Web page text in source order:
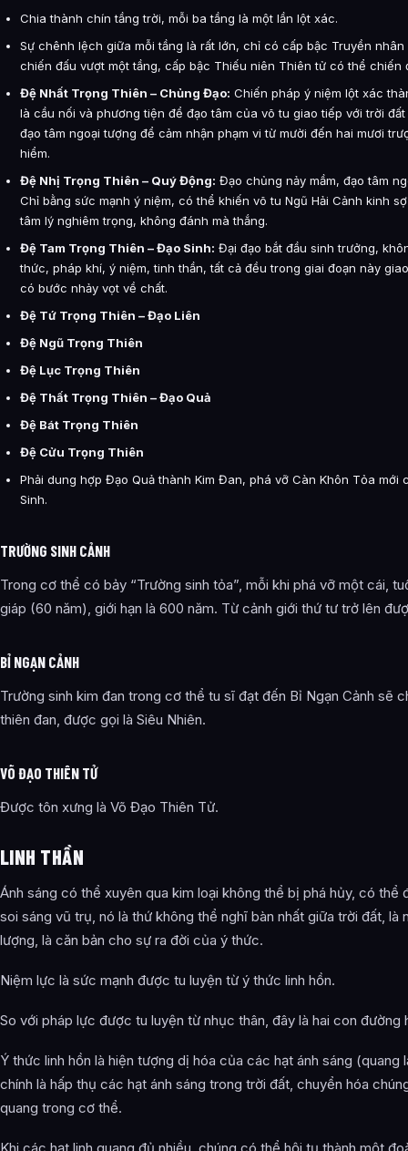
Chia thành chín tầng trời, mỗi ba tầng là một lần lột xác.
Sự chênh lệch giữa mỗi tầng là rất lớn, chỉ có cấp bậc Truyền
chiến đấu vượt một tầng, cấp bậc Thiếu niên Thiên tử có thể chiến
Đệ Nhất Trọng Thiên – Chủng Đạo: Chiến pháp ý niệm lột xác
là cầu nối và phương tiện để đạo tâm của võ tu giao tiếp với trời
đạo tâm ngoại tượng để cảm nhận phạm vi từ mười đến hai mươi
hiểm.
Đệ Nhị Trọng Thiên – Quý Động: Đạo chủng nảy mầm, đạo tâm
Chỉ bằng sức mạnh ý niệm, có thể khiến võ tu Ngũ Hải Cảnh kinh
tâm lý nghiêm trọng, không đánh mà thắng.
Đệ Tam Trọng Thiên – Đạo Sinh: Đại đạo bắt đầu sinh trưởng,
thức, pháp khí, ý niệm, tinh thần, tất cả đều trong giai đoạn này
có bước nhảy vọt về chất.
Đệ Tứ Trọng Thiên – Đạo Liên
Đệ Ngũ Trọng Thiên
Đệ Lục Trọng Thiên
Đệ Thất Trọng Thiên – Đạo Quả
Đệ Bát Trọng Thiên
Đệ Cửu Trọng Thiên
Phải dung hợp Đạo Quả thành Kim Đan, phá vỡ Càn Khôn Tỏa mới
Sinh.
TRƯỜNG SINH CẢNH
Trong cơ thể có bảy “Trường sinh tỏa”, mỗi khi phá vỡ một cái,
giáp (60 năm), giới hạn là 600 năm. Từ cảnh giới thứ tư trở lên
BỈ NGẠN CẢNH
Trường sinh kim đan trong cơ thể tu sĩ đạt đến Bỉ Ngạn Cảnh sẽ
thiên đan, được gọi là Siêu Nhiên.
VÕ ĐẠO THIÊN TỬ
Được tôn xưng là Võ Đạo Thiên Tử.
LINH THẦN
Ánh sáng có thể xuyên qua kim loại không thể bị phá hủy, có thể
soi sáng vũ trụ, nó là thứ không thể nghĩ bàn nhất giữa trời đất, là
lượng, là căn bản cho sự ra đời của ý thức.
Niệm lực là sức mạnh được tu luyện từ ý thức linh hồn.
So với pháp lực được tu luyện từ nhục thân, đây là hai con đường
Ý thức linh hồn là hiện tượng dị hóa của các hạt ánh sáng (quang
chính là hấp thụ các hạt ánh sáng trong trời đất, chuyển hóa
quang trong cơ thể.
Khi các hạt linh quang đủ nhiều, chúng có thể hội tụ thành một